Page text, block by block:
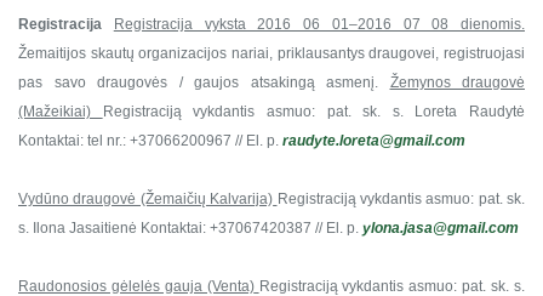
Registracija
Registracija vyksta 2016 06 01–2016 07 08 dienomis.
Žemaitijos skautų organizacijos nariai, priklausantys draugovei, registruojasi
pas savo draugovės / gaujos atsakingą asmenį.
Žemynos draugovė
(Mažeikiai)
Registraciją vykdantis asmuo: pat. sk. s. Loreta Raudytė
Kontaktai: tel nr.: +37066200967 // El. p. raudyte.loreta@gmail.com
Vydūno draugovė (Žemaičių Kalvarija) Registraciją vykdantis asmuo: pat. sk.
s. Ilona Jasaitienė Kontaktai: +37067420387 // El. p. ylona.jasa@gmail.com
Raudonosios gėlelės gauja (Venta) Registraciją vykdantis asmuo: pat. sk. s.